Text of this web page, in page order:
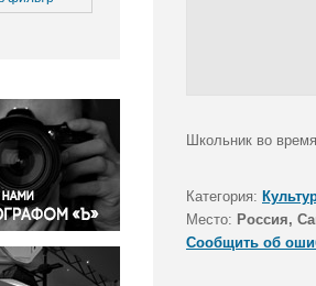
среда
и конфликты
Школьник во
Категория:
Место: Россия,
Сообщить об